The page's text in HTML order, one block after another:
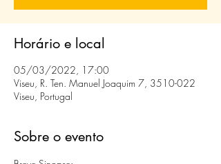
Horário e local
05/03/2022, 17:00
Viseu, R. Ten. Manuel Joaquim 7, 3510-022
Viseu, Portugal
Sobre o evento